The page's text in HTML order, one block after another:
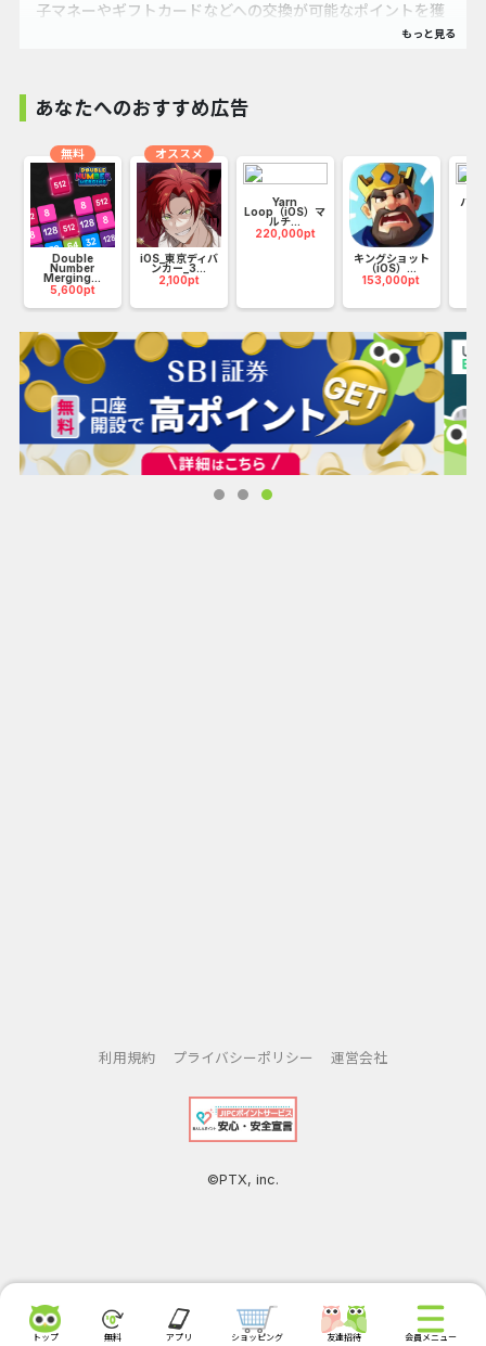
子マネーやギフトカードなどへの交換が可能なポイントを獲
得できるアプリです。ポイントは「動画視聴」や「動画への
動画をお楽しみいただけます。
ト、音楽、ゲーム、スポーツなどなど、多様なジャンルの動
画がたくさん。あなたの好きな動画がきっと見つかります。
ぜひTikTokの世界を楽しみながら、もっと充実した、おト
クな毎日を送ってください！
あなたへのおすすめ広告
Double
Number
Merging...
5,600pt
無料
iOS_東京ディバ
ンカー_3...
2,100pt
オススメ
Yarn
Loop（iOS）マ
ルチ...
220,000pt
キングショット
（iOS）...
153,000pt
ハロ
利用規約 プライバシーポリシー 運営会社
©PTX, inc.
トップ 無料 アプリ ショッピング 友達招待 会員メニュー